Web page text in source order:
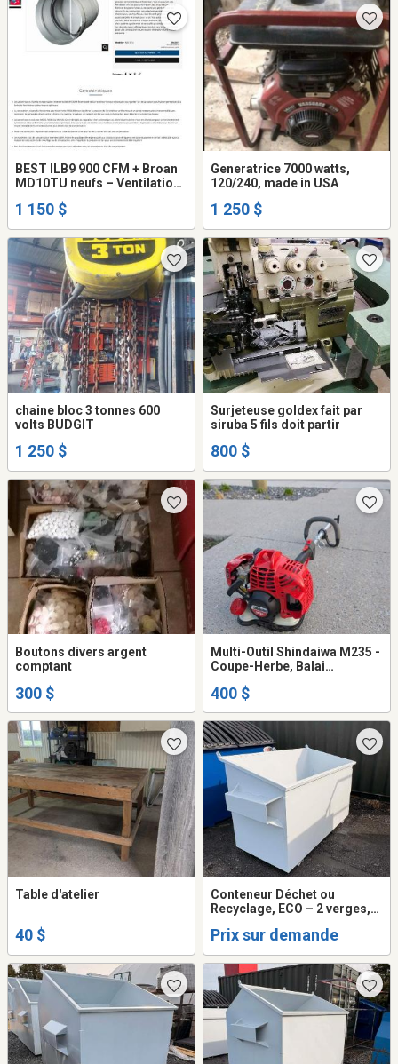
BEST ILB9 900 CFM + Broan
MD10TU neufs – Ventilation
1 150 $
Generatrice 7000 watts,
120/240, made in USA
1 250 $
chaine bloc 3 tonnes 600
volts BUDGIT
1 250 $
Surjeteuse goldex fait par
siruba 5 fils doit partir
800 $
Boutons divers argent
comptant
300 $
Multi-Outil Shindaiwa M235 -
Coupe-Herbe, Balai
d'élagage
400 $
Table d'atelier
40 $
Conteneur Déchet ou
Recyclage, ECO – 2 verges,
Prix sur demande